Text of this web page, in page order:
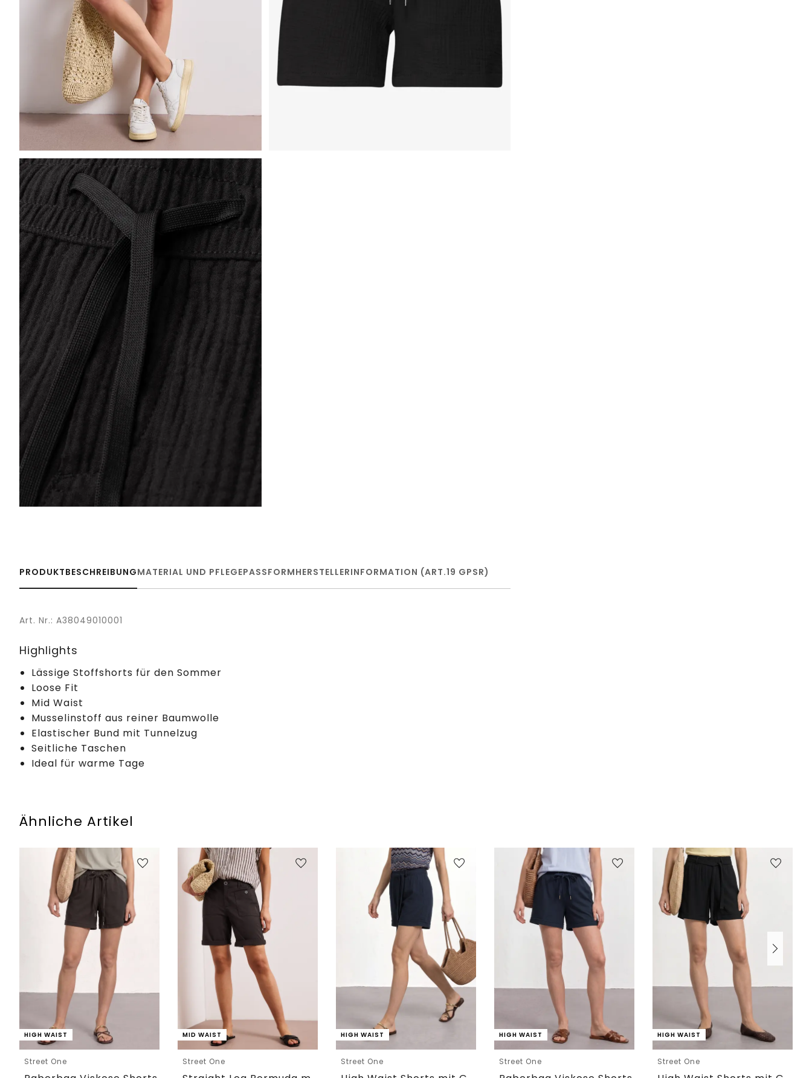
PRODUKTBESCHREIBUNGMATERIAL UND PFLEGEPASSFORMHERSTELLERINFORMATION (ART.19 GPSR)
Art. Nr.: A38049010001
Highlights
Lässige Stoffshorts für den Sommer
Loose Fit
Mid Waist
Musselinstoff aus reiner Baumwolle
Elastischer Bund mit Tunnelzug
Seitliche Taschen
Ideal für warme Tage
Ähnliche Artikel
HIGH WAIST
Street One
MID WAIST
Street One
HIGH WAIST
Street One
HIGH WAIST
Street One
HIGH WAIST
Street One